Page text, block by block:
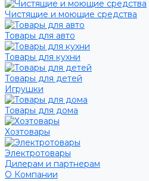
Чистящие и моющие средства
Товары для авто
Товары для кухни
Товары для детей
Игрушки
Товары для дома
Хозтовары
Электротовары
Дилерам и партнерам
О Компании